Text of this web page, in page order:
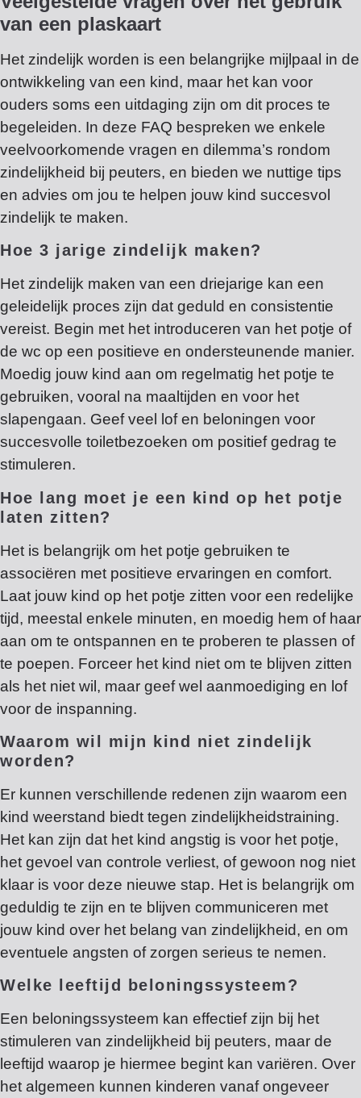
van een plaskaart
Het zindelijk worden is een belangrijke mijlpaal in de
ontwikkeling van een kind, maar het kan voor
ouders soms een uitdaging zijn om dit proces te
begeleiden. In deze FAQ bespreken we enkele
veelvoorkomende vragen en dilemma’s rondom
zindelijkheid bij peuters, en bieden we nuttige tips
en advies om jou te helpen jouw kind succesvol
zindelijk te maken.
Hoe 3 jarige zindelijk maken?
Het zindelijk maken van een driejarige kan een
geleidelijk proces zijn dat geduld en consistentie
vereist. Begin met het introduceren van het potje of
de wc op een positieve en ondersteunende manier.
Moedig jouw kind aan om regelmatig het potje te
gebruiken, vooral na maaltijden en voor het
slapengaan. Geef veel lof en beloningen voor
succesvolle toiletbezoeken om positief gedrag te
stimuleren.
Hoe lang moet je een kind op het potje
laten zitten?
Het is belangrijk om het potje gebruiken te
associëren met positieve ervaringen en comfort.
Laat jouw kind op het potje zitten voor een redelijke
tijd, meestal enkele minuten, en moedig hem of haar
aan om te ontspannen en te proberen te plassen of
te poepen. Forceer het kind niet om te blijven zitten
als het niet wil, maar geef wel aanmoediging en lof
voor de inspanning.
Waarom wil mijn kind niet zindelijk
worden?
Er kunnen verschillende redenen zijn waarom een
kind weerstand biedt tegen zindelijkheidstraining.
Het kan zijn dat het kind angstig is voor het potje,
het gevoel van controle verliest, of gewoon nog niet
klaar is voor deze nieuwe stap. Het is belangrijk om
geduldig te zijn en te blijven communiceren met
jouw kind over het belang van zindelijkheid, en om
eventuele angsten of zorgen serieus te nemen.
Welke leeftijd beloningssysteem?
Een beloningssysteem kan effectief zijn bij het
stimuleren van zindelijkheid bij peuters, maar de
leeftijd waarop je hiermee begint kan variëren. Over
het algemeen kunnen kinderen vanaf ongeveer